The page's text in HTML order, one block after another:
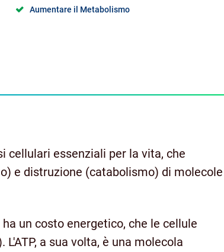
Aumentare il Metabolismo
cellulari essenziali per la vita, che
e distruzione (catabolismo) di molecole
un costo energetico, che le cellule
a sua volta, è una molecola